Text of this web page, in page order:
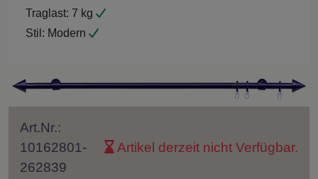
Traglast: 7 kg
Stil: Modern
Art.Nr.:
10162801-
262839
Artikel derzeit nicht Verfügbar.